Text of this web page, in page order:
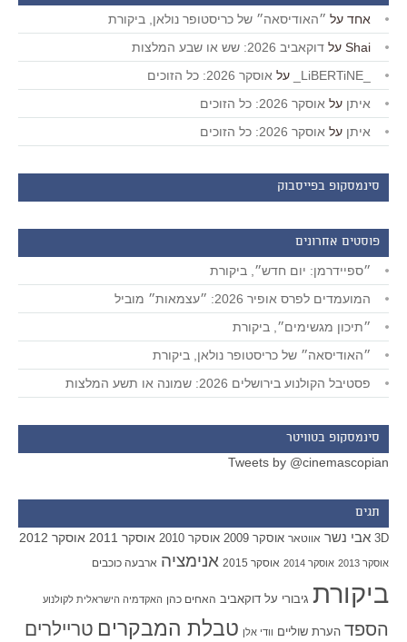
אחד על ״האודיסאה״ של כריסטופר נולאן, ביקורת
Shai על דוקאביב 2026: שש או שבע המלצות
על אוסקר 2026: כל הזוכים
איתן על אוסקר 2026: כל הזוכים
איתן על אוסקר 2026: כל הזוכים
סינמסקופ בפייסבוק
פוסטים אחרונים
״ספיידרמן: יום חדש״, ביקורת
המועמדים לפרס אופיר 2026: ״עצמאות״ מוביל
״תיכון מגשימים״, ביקורת
״האודיסאה״ של כריסטופר נולאן, ביקורת
פסטיבל הקולנוע בירושלים 2026: שמונה או תשע המלצות
סינמסקופ בטוויטר
Tweets by @cinemascopian
תגים
3D אבי נשר אווטאר אוסקר 2009 אוסקר 2010 אוסקר 2011 אוסקר 2012
אוסקר 2013 אוסקר 2014 אוסקר 2015 אנימציה ארבעה כוכבים
ביקורת גיבורי על דוקאביב האחים כהן האקדמיה הישראלית לקולנוע
הספד הערת שוליים וודי אלן טבלת המבקרים טריילרים